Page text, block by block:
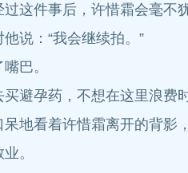
件事后，许惜霜会毫不犹
说：“我会继续拍。”
巴。
孕药，不想在这里浪费时
看着许惜霜离开的背影，
。